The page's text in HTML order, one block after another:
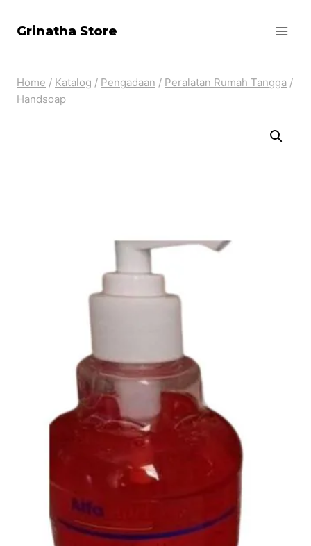
Grinatha Store
Home / Katalog / Pengadaan / Peralatan Rumah Tangga /
Handsoap